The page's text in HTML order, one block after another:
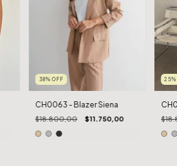
38% OFF
CH0063 - Blazer Siena
$18.800,00 $11.750,00
25